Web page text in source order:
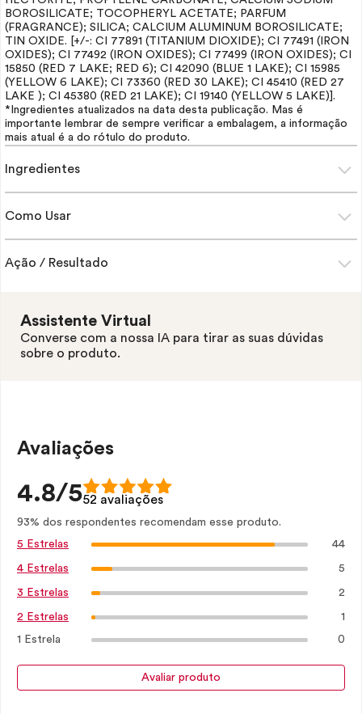
BOROSILICATE; TOCOPHERYL ACETATE; PARFUM
(FRAGRANCE); SILICA; CALCIUM ALUMINUM BOROSILICATE;
TIN OXIDE. [+/-: CI 77891 (TITANIUM DIOXIDE); CI 77491 (IRON
OXIDES); CI 77492 (IRON OXIDES); CI 77499 (IRON OXIDES); CI
15850 (RED 7 LAKE; RED 6); CI 42090 (BLUE 1 LAKE); CI 15985
(YELLOW 6 LAKE); CI 73360 (RED 30 LAKE); CI 45410 (RED 27
LAKE ); CI 45380 (RED 21 LAKE); CI 19140 (YELLOW 5 LAKE)].
*Ingredientes atualizados na data desta publicação. Mas é
importante lembrar de sempre verificar a embalagem, a informação
mais atual é a do rótulo do produto.
Ingredientes
Como Usar
Ação / Resultado
Assistente Virtual
Converse com a nossa IA para tirar as suas dúvidas
sobre o produto.
Avaliações
4.8/552 avaliações
93% dos respondentes recomendam esse produto.
5 Estrelas
44
4 Estrelas 5
3 Estrelas 2
2 Estrelas 1
1 Estrela 0
Avaliar produto